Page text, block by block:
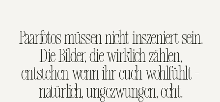
Paarfotos müssen nicht inszeniert sein.
Die Bilder, die wirklich zählen,
entstehen wenn ihr euch wohlfühlt –
natürlich, ungezwungen, echt.